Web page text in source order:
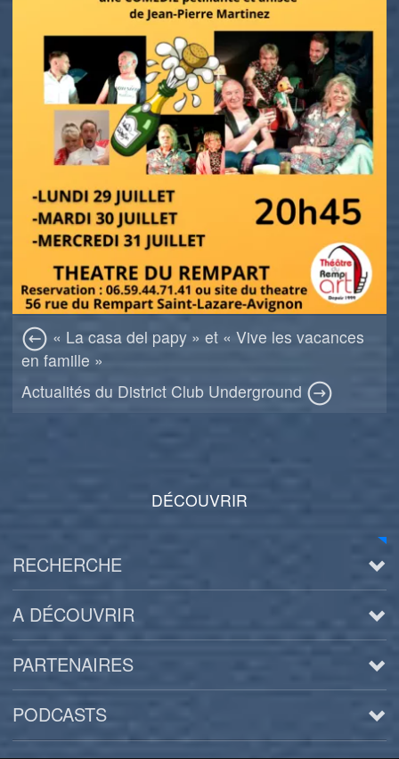
« La casa del papy » et « Vive les vacances
en famille »
Actualités du District Club Underground
DÉCOUVRIR
RECHERCHE
A DÉCOUVRIR
PARTENAIRES
PODCASTS